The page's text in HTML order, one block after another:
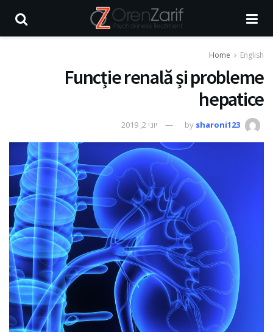
Home English
Funcție renală și probleme
hepatice
by sharoni123 יוני 2, 2019